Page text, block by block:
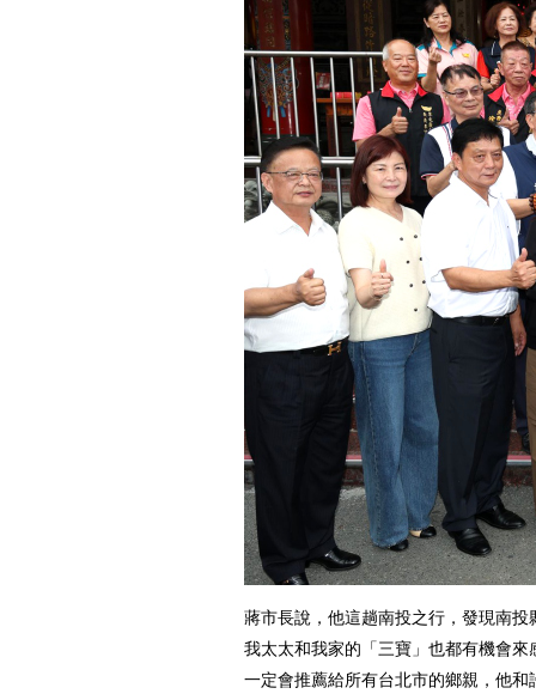
蔣市長說，他這趟南投之行，發現南
我太太和我家的「三寶」也都有機會
一定會推薦給所有台北市的鄉親，他